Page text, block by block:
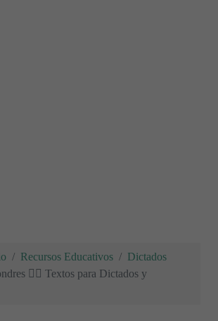
Recursos Educativos
Dictados
✍🏻 Textos para Dictados y